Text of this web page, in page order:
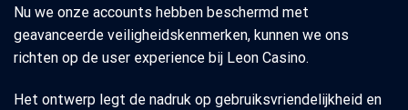
Nu we onze accounts hebben beschermd met
geavanceerde veiligheidskenmerken, kunnen we ons
richten op de user experience bij Leon Casino.
Het ontwerp legt de nadruk op gebruiksvriendelijkheid en